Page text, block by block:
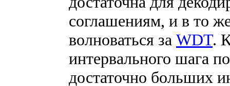
соглашениям, и в то
волноваться за WDT.
интервального шага
достаточно больших